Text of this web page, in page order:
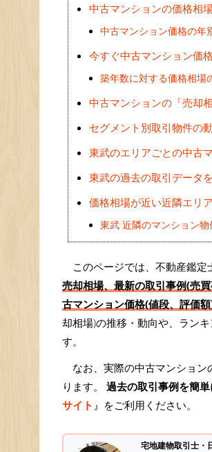
中古マンションの価格相
中古マンション価格の年
今すぐ中古マンション価
築年数に対する価格相場
中古マンションの「売却
セグメント別取引物件の
東武のエリアごとの中古
東武の過去の取引データ
価格相場が近い近隣エリ
東武 近隣のマンション物
このページでは、不動産鑑定
売却相場、最新の取引事例(売
古マンション価格(値段、評価
却相場)の推移・動向や、ラン
す。
なお、実際の中古マンショ
ります。 過去の取引事例を簡
サイト 』をご利用ください。
宅地建物取引士・